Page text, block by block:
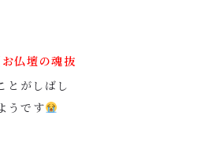
仏壇の魂抜
とがしばし
うです